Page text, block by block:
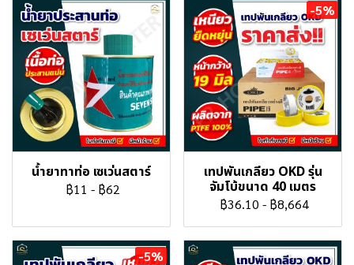
น้ำยาทาท่อ เซเว่นสตาร์
฿11 - ฿62
-5%
เทปพันเกลียว OKD รุ่น
จัมโบ้ขนาด 40 เมตร
฿36.10 - ฿8,664
-5%